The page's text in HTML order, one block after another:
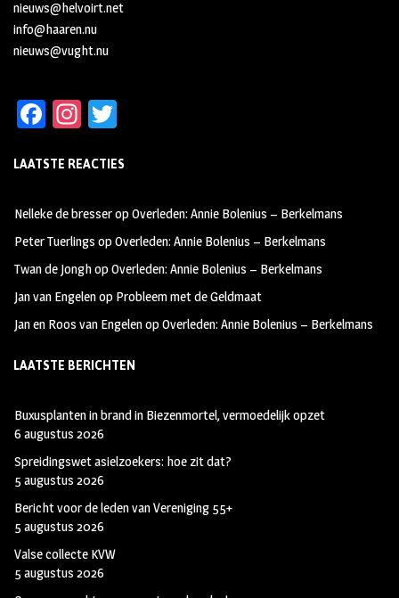
nieuws@helvoirt.net
info@haaren.nu
nieuws@vught.nu
Fa
b
oo
k
In
ag
m
tt
LAATSTE REACTIES
Nelleke de bresseropOverleden: Annie Bolenius – Berkelmans
Peter Tuerlings opOverleden: Annie Bolenius – Berkelmans
Twan de JonghopOverleden: Annie Bolenius – Berkelmans
Jan van Engelenop Probleem met de Geldmaat
Jan en Roos van EngelenopOverleden: Annie Bolenius – Berkelmans
LAATSTE BERICHTEN
Buxusplanten in brand in Biezenmortel, vermoedelijk opzet
6 augustus 2026
Spreidingswet asielzoekers: hoe zit dat?
5 augustus 2026
Bericht voor de leden van Vereniging 55+
5 augustus 2026
Valse collecte KVW
5 augustus 2026